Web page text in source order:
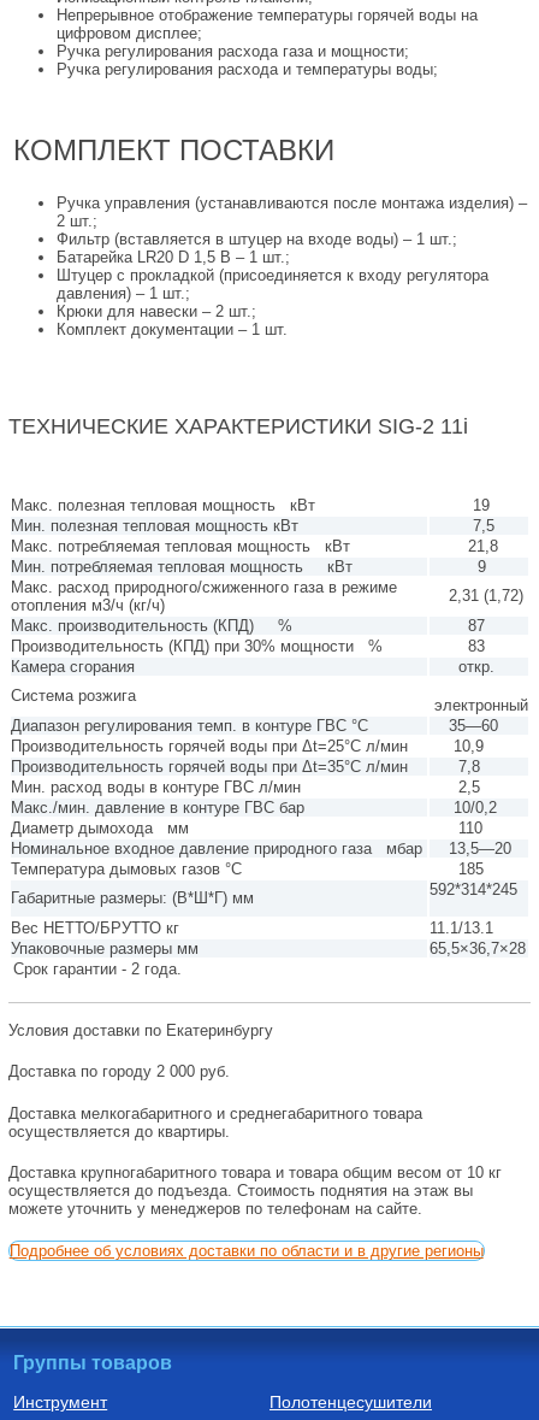
Непрерывное отображение температуры горячей воды на
цифровом дисплее;
Ручка регулирования расхода газа и мощности;
Ручка регулирования расхода и температуры воды;
КОМПЛЕКТ ПОСТАВКИ
Ручка управления (устанавливаются после монтажа изделия) –
2 шт.;
Фильтр (вставляется в штуцер на входе воды) – 1 шт.;
Батарейка LR20 D 1,5 В – 1 шт.;
Штуцер с прокладкой (присоединяется к входу регулятора
давления) – 1 шт.;
Крюки для навески – 2 шт.;
Комплект документации – 1 шт.
ТЕХНИЧЕСКИЕ ХАРАКТЕРИСТИКИ SIG-2 11i
Макс. полезная тепловая мощность кВт
19
Мин. полезная тепловая мощность кВт
7,5
Макс. потребляемая тепловая мощность кВт
21,8
Мин. потребляемая тепловая мощность кВт
9
Макс. расход природного/сжиженного газа в режиме
отопления м3/ч (кг/ч)
2,31 (1,72)
Макс. производительность (КПД) %
87
Производительность (КПД) при 30% мощности %
83
Камера сгорания
откр.
Система розжига
электронный
Диапазон регулирования темп. в контуре ГВС °С
35—60
Производительность горячей воды при Δt=25°С л/мин
10,9
Производительность горячей воды при Δt=35°С л/мин
7,8
Мин. расход воды в контуре ГВС л/мин
2,5
Макс./мин. давление в контуре ГВС бар
10/0,2
Диаметр дымохода мм
110
Номинальное входное давление природного газа мбар
13,5—20
Температура дымовых газов °С
185
Габаритные размеры: (В*Ш*Г) мм
592*314*245
Вес НЕТТО/БРУТТО кг
11.1/13.1
Упаковочные размеры мм
65,5×36,7×28
Срок гарантии - 2 года.
Условия доставки по Екатеринбургу
Доставка по городу 2 000 руб.
Доставка мелкогабаритного и среднегабаритного товара
осуществляется до квартиры.
Доставка крупногабаритного товара и товара общим весом от 10 кг
осуществляется до подъезда. Стоимость поднятия на этаж вы
можете уточнить у менеджеров по телефонам на сайте.
Подробнее об условиях доставки по области и в другие регионы
Группы товаров
Инструмент
Полотенцесушители